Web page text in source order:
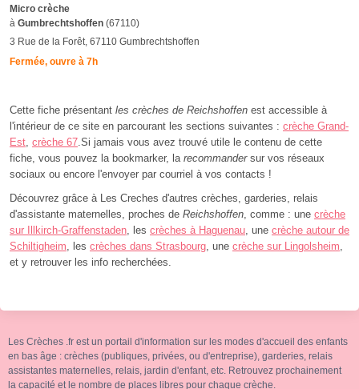
Micro crèche
à Gumbrechtshoffen (67110)
3 Rue de la Forêt, 67110 Gumbrechtshoffen
Fermée, ouvre à 7h
Cette fiche présentant les crèches de Reichshoffen est accessible à
l'intérieur de ce site en parcourant les sections suivantes : crèche Grand-
Est, crèche 67.Si jamais vous avez trouvé utile le contenu de cette
fiche, vous pouvez la bookmarker, la recommandersur vos réseaux
sociaux ou encore l'envoyer par courriel à vos contacts !
Découvrez grâce à Les Creches d'autres crèches, garderies, relais
d'assistante maternelles, proches de Reichshoffen, comme : une crèche
sur Illkirch-Graffenstaden, les crèches à Haguenau, une crèche autour de
Schiltigheim, les crèches dans Strasbourg, une crèche sur Lingolsheim,
et y retrouver les info recherchées.
Les Crèches .fr est un portail d'information sur les modes d'accueil des enfants
en bas âge : crèches (publiques, privées, ou d'entreprise), garderies, relais
assistantes maternelles, relais, jardin d'enfant, etc. Retrouvez prochainement
la capacité et le nombre de places libres pour chaque crèche.